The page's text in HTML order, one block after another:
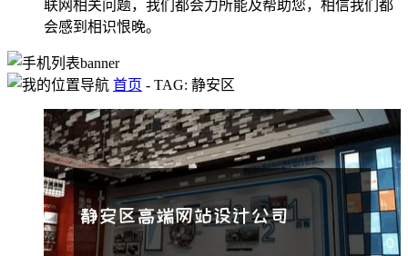
联网相关问题，我们都会力所能及帮助您，相信我们都
会感到相识恨晚。
首页 - TAG: 静安区